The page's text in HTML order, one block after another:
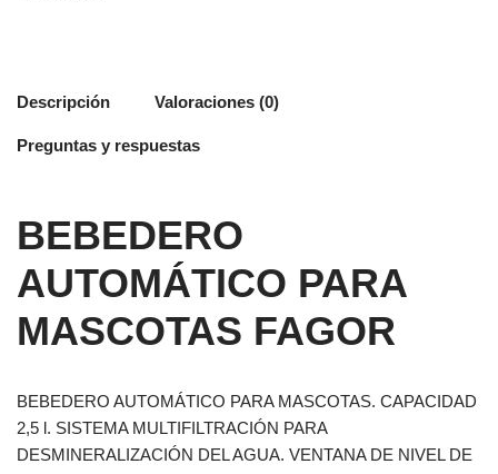
Descripción Valoraciones (0)
Preguntas y respuestas
BEBEDERO
AUTOMÁTICO PARA
MASCOTAS FAGOR
BEBEDERO AUTOMÁTICO PARA MASCOTAS. CAPACIDAD
2,5 l. SISTEMA MULTIFILTRACIÓN PARA
DESMINERALIZACIÓN DEL AGUA. VENTANA DE NIVEL DE